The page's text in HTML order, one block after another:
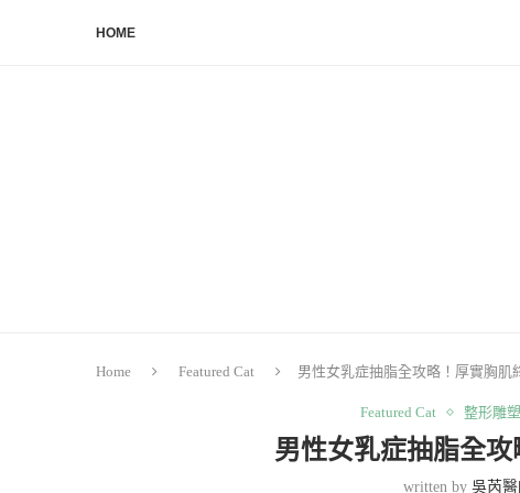
HOME
Home Featured Cat 男性女乳症抽脂全攻略！厚實胸肌
Featured Cat 整形雕塑
男性女乳症抽脂全
written by吳芮醫